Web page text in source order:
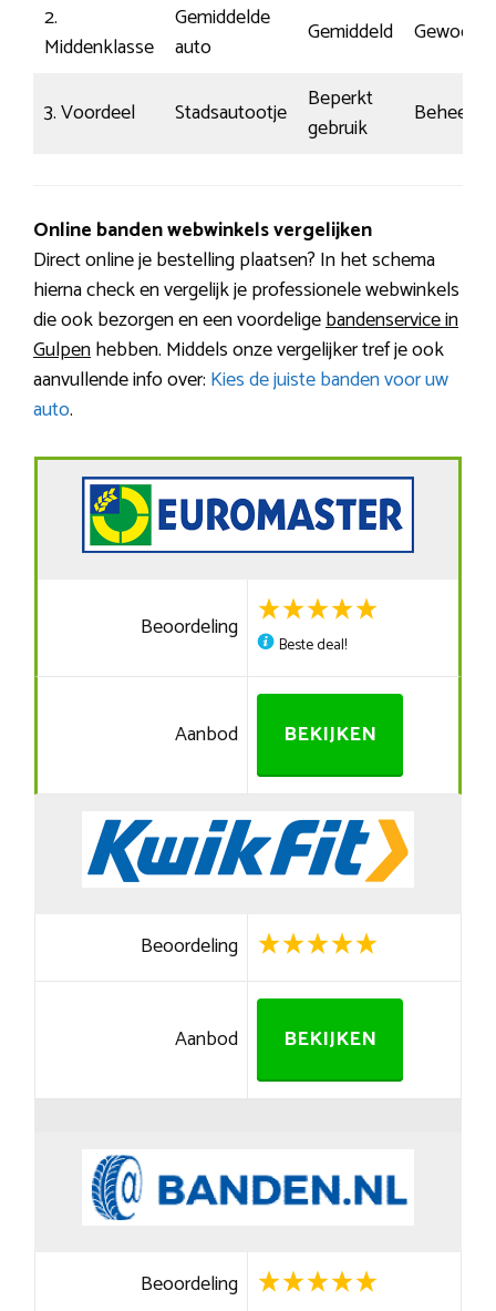
2.
Middenklasse
Gemiddelde
auto
Gemiddeld Gewoon
3. Voordeel Stadsautootje
Beperkt
gebruik
Beheerst
Online banden webwinkels vergelijken
Direct online je bestelling plaatsen? In het schema
hierna check en vergelijk je professionele webwinkels
die ook bezorgen en een voordeligebandenservice in
Gulpenhebben. Middels onze vergelijker tref je ook
aanvullende info over: Kies de juiste banden voor uw
auto.
Beoordeling
Beste deal!
Aanbod BEKIJKEN
Beoordeling
Aanbod BEKIJKEN
Beoordeling